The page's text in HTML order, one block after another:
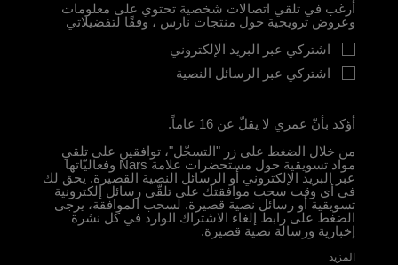
أرغب في تلقي اتصالات شخصية تحتوي على معلومات
وعروض ترويجية حول منتجات نارس ، وفقًا لتفضيلاتي
اشتركي عبر البريد الإلكتروني
اشتركي عبر الرسائل النصية
أؤكد بأنّ عمري لا يقلّ عن 16 عاماً.
من خلال الضغط على زر "التسجّل"، توافقين على تلقي
مواد تسويقية حول مستحضرات علامة Nars وفعاليّاتها
عبر البريد الإلكتروني أو الرسائل النصية القصيرة. يحق لك
في أي وقت سحب موافقتك على تلقّي رسائل إلكترونية
تسويقية أو رسائل نصية قصيرة. لسحب الموافقة، يرجى
الضغط على رابط إلغاء الاشتراك الوارد في كل نشرة
إخبارية ورسالة نصية قصيرة.
المزيد